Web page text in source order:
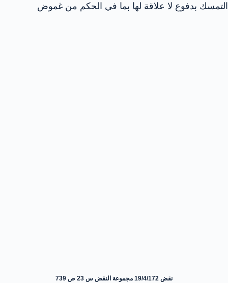
التمسك بدفوع لا علاقة لها بما في الحكم من غموض
نقض 19/4/172 مجموعة النقض س 23 ص 739